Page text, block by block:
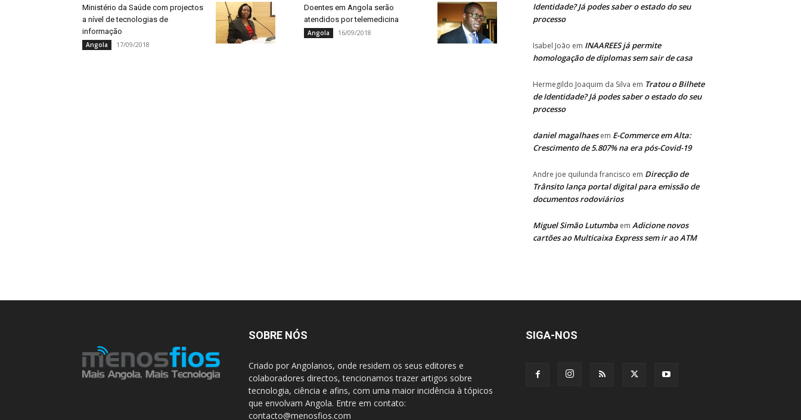
Ministério da Saúde com projectos
a nível de tecnologias de
informação
Angola 17/09/2018
Doentes em Angola serão
atendidos por telemedicina
Angola 16/09/2018
Identidade? Já podes saber o estado do seu
processo
Isabel João em INAAREES já permite
homologação de diplomas sem sair de casa
Hermegildo Joaquim da Silva em Tratou o Bilhete
de Identidade? Já podes saber o estado do seu
processo
daniel magalhaesem E-Commerce em Alta:
Crescimento de 5.807% na era pós-Covid-19
Andre joe quilunda francisco em Direcção de
Trânsito lança portal digital para emissão de
documentos rodoviários
Miguel Simão Lutumba em Adicione novos
cartões ao Multicaixa Express sem ir ao ATM
SOBRE NÓS
Criado por Angolanos, onde residem os seus editores e
colaboradores directos, tencionamos trazer artigos sobre
tecnologia, ciência e afins, com uma maior incidência à tópicos
que envolvam Angola. Entre em contato:
contacto@menosfios.com
SIGA-NOS